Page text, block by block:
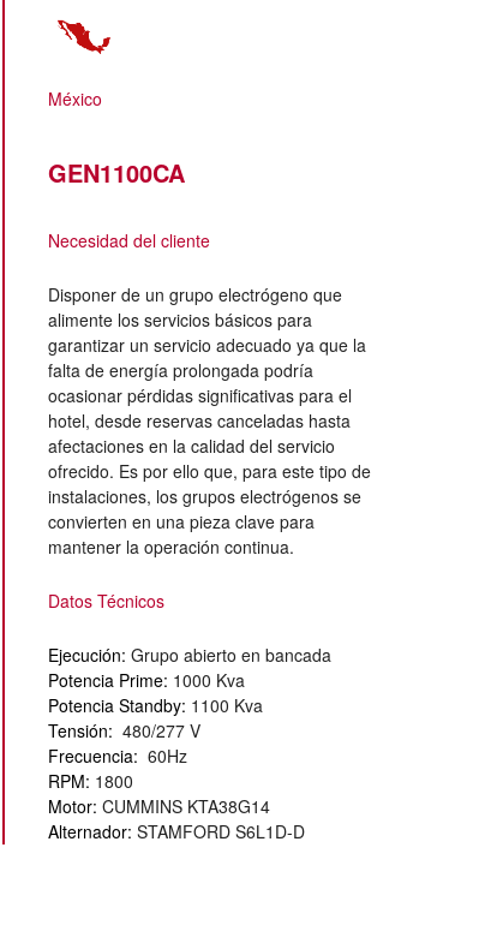
México
GEN1100CA
Necesidad del cliente
Disponer de un grupo electrógeno que
alimente los servicios básicos para
garantizar un servicio adecuado ya que la
falta de energía prolongada podría
ocasionar pérdidas significativas para el
hotel, desde reservas canceladas hasta
afectaciones en la calidad del servicio
ofrecido. Es por ello que, para este tipo de
instalaciones, los grupos electrógenos se
convierten en una pieza clave para
mantener la operación continua.
Datos Técnicos
Ejecución: Grupo abierto en bancada
Potencia Prime: 1000 Kva
Potencia Standby: 1100 Kva
Tensión: 480/277 V
Frecuencia: 60Hz
RPM: 1800
Motor: CUMMINS KTA38G14
Alternador: STAMFORD S6L1D-D